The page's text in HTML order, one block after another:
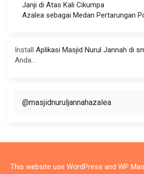
Janji di Atas Kali Cikumpa
Azalea sebagai Medan Pertarungan
Install Aplikasi Masjid Nurul Jannah di
Anda...
@masjidnuruljannahazalea
This website use WordPress and WP